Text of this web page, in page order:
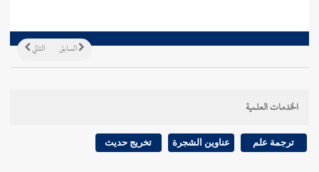
التالي السابق
الخدمات العلمية
ترجمة علم عناوين الشجرة تخريج حديث